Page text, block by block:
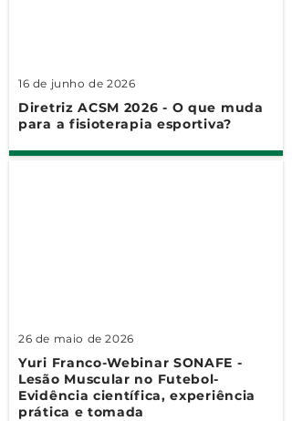
16 de junho de 2026
Diretriz ACSM 2026 - O que muda
para a fisioterapia esportiva?
26 de maio de 2026
Yuri Franco-Webinar SONAFE -
Lesão Muscular no Futebol-
Evidência científica, experiência
prática e tomada